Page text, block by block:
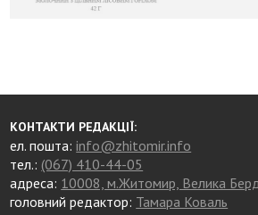
КОНТАКТИ РЕДАКЦІЇ:
ел. пошта:info@zhitomir.info
тел.: (067) 410-44-05
адреса: 10008, м.Житомир, Велика
головний редактор: Тамара Коваль